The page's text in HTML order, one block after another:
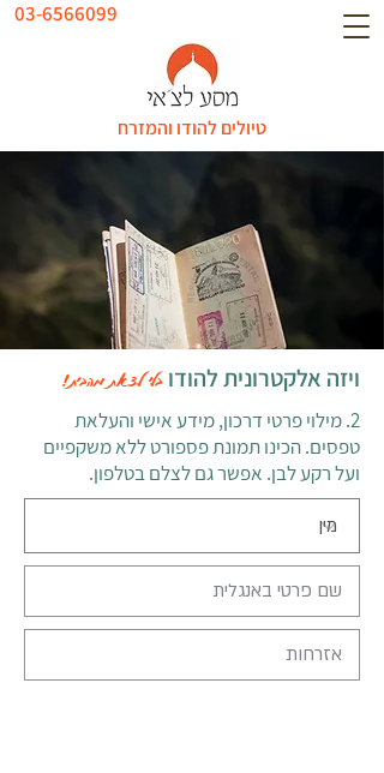
03-6566099
טיולים להודו והמזרח
ויזה אלקטרונית להודו בלי לצאת מהבית!
2. מילוי פרטי דרכון, מידע אישי והעלאת
טפסים. הכינו תמונת פספורט ללא משקפיים
ועל רקע לבן. אפשר גם לצלם בטלפון.